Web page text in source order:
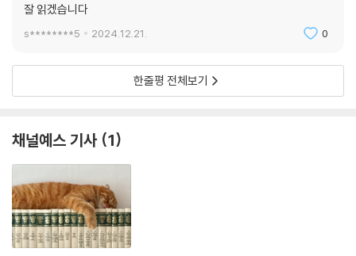
잘 읽겠습니다
s********5 2024.12.21. 0
한줄평 전체보기
채널예스 기사 1